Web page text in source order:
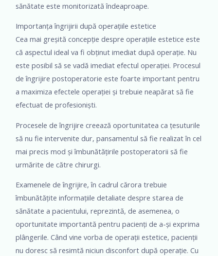
sănătate este monitorizată îndeaproape.
Importanța îngrijirii după operațiile estetice
Cea mai greșită concepție despre operațiile estetice este
că aspectul ideal va fi obținut imediat după operație. Nu
este posibil să se vadă imediat efectul operației. Procesul
de îngrijire postoperatorie este foarte important pentru
a maximiza efectele operației și trebuie neapărat să fie
efectuat de profesioniști.
Procesele de îngrijire creează oportunitatea ca țesuturile
să nu fie intervenite dur, pansamentul să fie realizat în cel
mai precis mod și îmbunătățirile postoperatorii să fie
urmărite de către chirurgi.
Examenele de îngrijire, în cadrul cărora trebuie
îmbunătățite informațiile detaliate despre starea de
sănătate a pacientului, reprezintă, de asemenea, o
oportunitate importantă pentru pacienți de a-și exprima
plângerile. Când vine vorba de operații estetice, pacienții
nu doresc să resimtă niciun disconfort după operație. Cu